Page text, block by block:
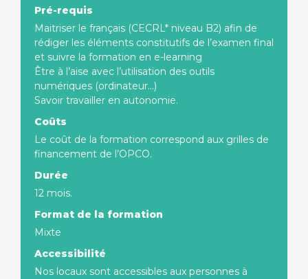
Pré-requis
Maitriser le français (CECRL* niveau B2) afin de
rédiger les éléments constitutifs de l’examen final
et suivre la formation en e-learning
Être à l’aise avec l’utilisation des outils
numériques (ordinateur...)
Savoir travailler en autonomie.
Coûts
Le coût de la formation correspond aux grilles de
financement de l’OPCO.
Durée
12 mois.
Format de la formation
Mixte
Accessibilité
Nos locaux sont accessibles aux personnes à